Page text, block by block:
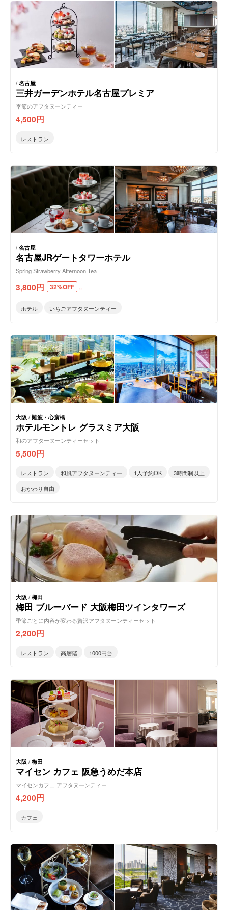
/名古屋
三井ガーデンホテル名古屋プレミア
季節のアフタヌーンティー
4,500円
レストラン
/名古屋
名古屋JRゲートタワーホテル
Spring Strawberry Afternoon Tea
3,800円 32%OFF ～
ホテル いちごアフタヌーンティー
大阪 /難波・心斎橋
ホテルモントレ グラスミア大阪
和のアフターヌーンティーセット
5,500円
レストラン 和風アフタヌーンティー 1人予約OK
3時間制以上
おかわり自由
大阪 /梅田
梅田 ブルーバード 大阪梅田ツインタワーズ
季節ごとに内容が変わる贅沢アフタヌーンティーセット
2,200円
レストラン 高層階 1000円台
大阪 /梅田
マイセン カフェ 阪急うめだ本店
マイセンカフェ アフタヌーンティー
4,200円
カフェ